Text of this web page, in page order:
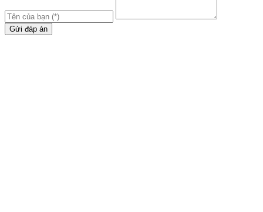
Gửi đáp án